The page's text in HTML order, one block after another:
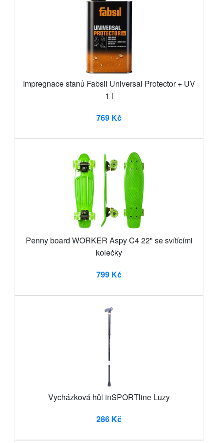
Impregnace stanů Fabsil Universal Protector + UV
1 l
769 Kč
Penny board WORKER Aspy C4 22" se svítícími
kolečky
799 Kč
Vycházková hůl inSPORTline Luzy
286 Kč